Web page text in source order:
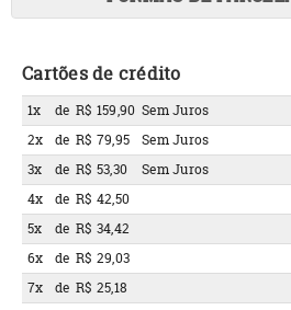
Cartões de crédito
1x de R$ 159,90 Sem Juros
2x
de R$ 79,95 Sem Juros
3x
de R$ 53,30 Sem Juros
4x
de R$ 42,50
5x
de R$ 34,42
6x
de R$ 29,03
7x
de R$ 25,18